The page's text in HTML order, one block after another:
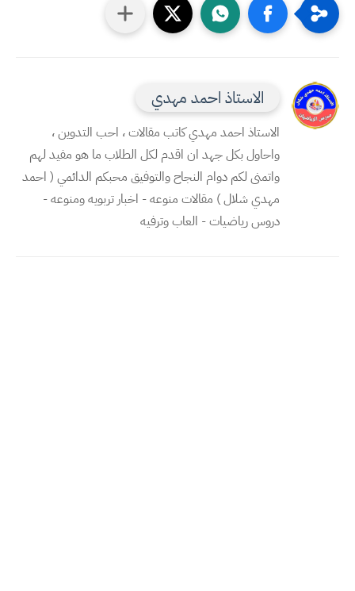
الاستاذ احمد مهدي
الاستاذ احمد مهدي كاتب مقالات ، احب التدوين ،
واحاول بكل جهد ان اقدم لكل الطلاب ما هو مفيد لهم
واتمنى لكم دوام النجاح والتوفيق محبكم الدائمي ( احمد
مهدي شلال ) مقالات منوعه - اخبار تربويه ومنوعه -
دروس رياضيات - العاب وترفيه